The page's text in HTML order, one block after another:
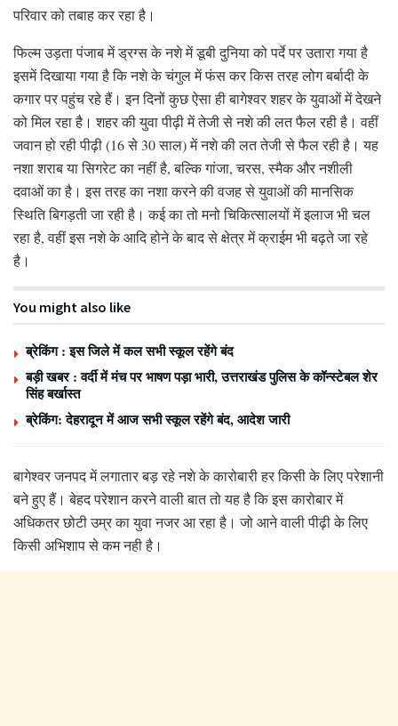
परिवार को तबाह कर रहा है।
फिल्म उड़ता पंजाब में ड्रग्स के नशे में डूबी दुनिया को पर्दे पर उतारा गया है
इसमें दिखाया गया है कि नशे के चंगुल में फंस कर किस तरह लोग बर्बादी के
कगार पर पहुंच रहे हैं। इन दिनों कुछ ऐसा ही बागेश्वर शहर के युवाओं में देखने
को मिल रहा है। शहर की युवा पीढ़ी में तेजी से नशे की लत फैल रही है। वहीं
जवान हो रही पीढ़ी (16 से 30 साल) में नशे की लत तेजी से फैल रही है। यह
नशा शराब या सिगरेट का नहीं है, बल्कि गांजा, चरस, स्मैक और नशीली
दवाओं का है। इस तरह का नशा करने की वजह से युवाओं की मानसिक
स्थिति बिगड़ती जा रही है। कई का तो मनो चिकित्सालयों में इलाज भी चल
रहा है, वहीं इस नशे के आदि होने के बाद से क्षेत्र में क्राईम भी बढ़ते जा रहे
है।
You might also like
ब्रेकिंग : इस जिले में कल सभी स्कूल रहेंगे बंद
बड़ी खबर : वर्दी में मंच पर भाषण पड़ा भारी, उत्तराखंड पुलिस के कॉन्स्टेबल शेर
सिंह बर्खास्त
ब्रेकिंग: देहरादून में आज सभी स्कूल रहेंगे बंद, आदेश जारी
बागेश्वर जनपद में लगातार बड़ रहे नशे के कारोबारी हर किसी के लिए परेशानी
बने हुए हैं। बेहद परेशान करने वाली बात तो यह है कि इस कारोबार में
अधिकतर छोटी उम्र का युवा नजर आ रहा है। जो आने वाली पीढ़ी के लिए
किसी अभिशाप से कम नही है।